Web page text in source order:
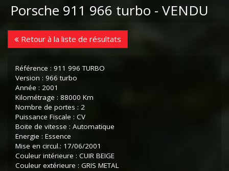
Porsche 911 966 turbo - VENDU
Retour à la liste de résultats
Référence : 911 996 TURBO
Version : 966 turbo
Année : 2001
Kilométrage : 88000 Km
Nombre de portes : 2
Puissance Fiscale : CV
Boite de vitesse : Automatique
Energie : Essence
Mise en circul.: 17/06/2001
Couleur intérieure : CUIR BEIGE
Couleur extérieure : GRIS METAL